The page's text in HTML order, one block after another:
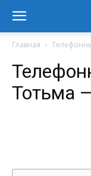
Главная
Тотьма